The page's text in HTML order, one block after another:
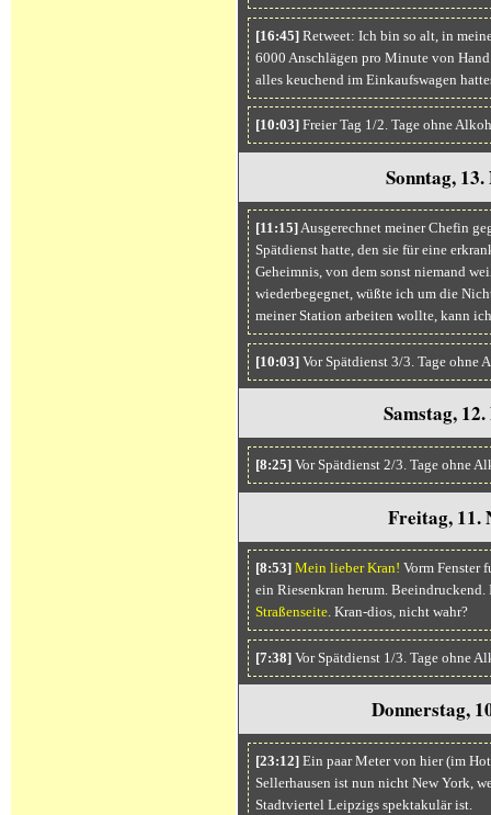
[16:45]Retweet: Ich bin so alt, in
6000 Anschlägen pro Minute von
alles keuchend im Einkaufswagen
[10:03]Freier Tag 1/2. Tage ohne
Sonntag,
[11:15]Ausgerechnet meiner Chefin
Spätdienst hatte, den sie für eine
Geheimnis, von dem sonst niemand
wiederbegegnet, wüßte ich um die
meiner Station arbeiten wollte, kann
[10:03]Vor Spätdienst 3/3. Tage ohne
Samstag,
[8:25]Vor Spätdienst 2/3. Tage ohne
Freitag, 11.
[8:53] Mein lieber Kran! Vorm Fenster
ein Riesenkran herum.
Straßenseite. Kran-dios, nicht wahr?
[7:38]Vor Spätdienst 1/3. Tage ohne
Donnerstag,
[23:12]Ein paar Meter von hier (im
Sellerhausen ist nun nicht New York,
Stadtviertel Leipzigs spektakulär ist.